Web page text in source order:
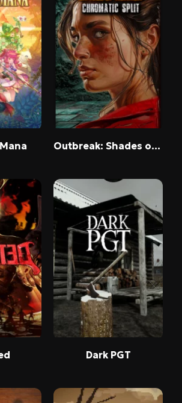
Outbreak: Shades of Horror Chromatic Split
Dark PGT